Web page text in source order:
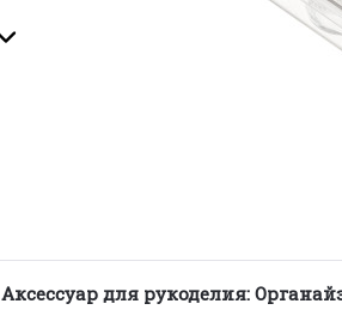
Аксессуар для рукоделия: